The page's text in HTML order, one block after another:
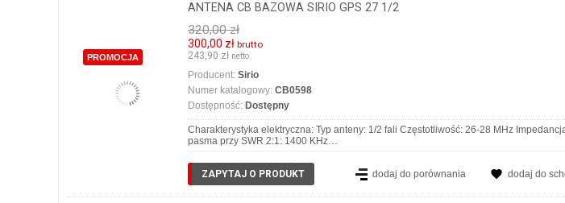
PROMOCJA
ANTENA CB BAZOWA SIRIO GPS 27 1/2
320,00 zł
300,00 zł brutto
243,90 zł netto
Producent: Sirio
Numer katalogowy: CB0598
Dostępność: Dostępny
Charakterystyka elektryczna: Typ anteny: 1/2 fali Częstotliwość: 26-28 MHz
pasma przy SWR 2:1: 1400 KHz…
ZAPYTAJ O PRODUKT dodaj do porównania dodaj do